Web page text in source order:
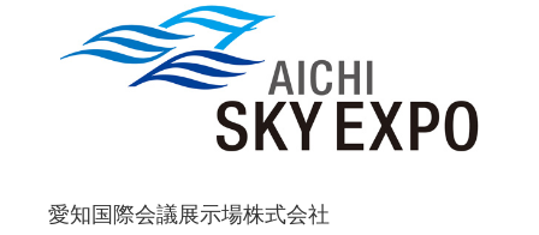
愛知国際会議展示場株式会社